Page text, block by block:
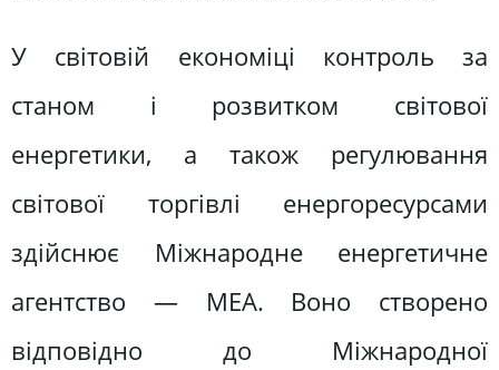
У світовій економіці контроль за
станом і розвитком світової
енергетики, а також регулювання
світової торгівлі енергоресурсами
здійснює Міжнародне енергетичне
агентство — МЕА. Воно створено
відповідно до Міжнародної